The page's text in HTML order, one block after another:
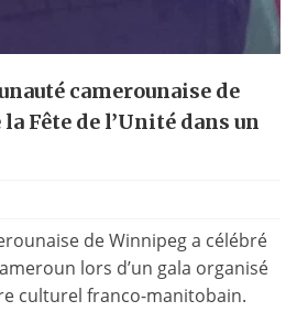
camerounaise de
Fête de l’Unité dans un
de Winnipeg a célébré
lors d’un gala organisé
culturel franco-manitobain.